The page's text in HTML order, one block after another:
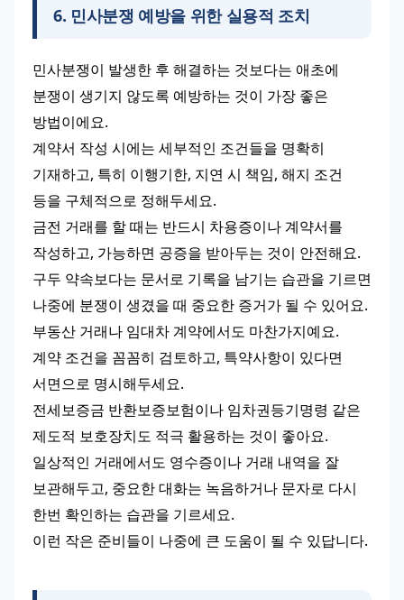
6. 민사분쟁 예방을 위한 실용적 조치
민사분쟁이 발생한 후 해결하는 것보다는 애초에
분쟁이 생기지 않도록 예방하는 것이 가장 좋은
방법이에요.
계약서 작성 시에는 세부적인 조건들을 명확히
기재하고, 특히 이행기한, 지연 시 책임, 해지 조건
등을 구체적으로 정해두세요.
금전 거래를 할 때는 반드시 차용증이나 계약서를
작성하고, 가능하면 공증을 받아두는 것이 안전해요.
구두 약속보다는 문서로 기록을 남기는 습관을 기르면
나중에 분쟁이 생겼을 때 중요한 증거가 될 수 있어요.
부동산 거래나 임대차 계약에서도 마찬가지예요.
계약 조건을 꼼꼼히 검토하고, 특약사항이 있다면
서면으로 명시해두세요.
전세보증금 반환보증보험이나 임차권등기명령 같은
제도적 보호장치도 적극 활용하는 것이 좋아요.
일상적인 거래에서도 영수증이나 거래 내역을 잘
보관해두고, 중요한 대화는 녹음하거나 문자로 다시
한번 확인하는 습관을 기르세요.
이런 작은 준비들이 나중에 큰 도움이 될 수 있답니다.